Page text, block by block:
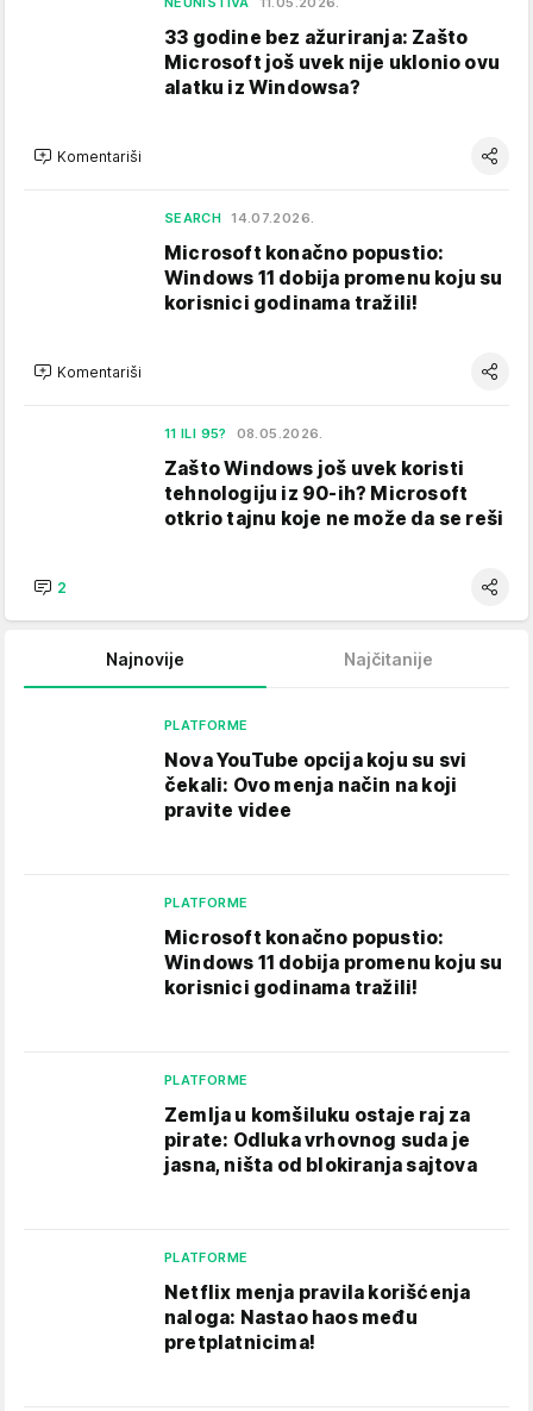
33 godine bez ažuriranja: Zašto
Microsoft još uvek nije uklonio ovu
alatku iz Windowsa?
Komentariši
SEARCH 14.07.2026.
Microsoft konačno popustio:
Windows 11 dobija promenu koju su
korisnici godinama tražili!
Komentariši
11 ILI 95? 08.05.2026.
Zašto Windows još uvek koristi
tehnologiju iz 90-ih? Microsoft
otkrio tajnu koje ne može da se reši
2
Najnovije Najčitanije
PLATFORME
Nova YouTube opcija koju su svi
čekali: Ovo menja način na koji
pravite videe
PLATFORME
Microsoft konačno popustio:
Windows 11 dobija promenu koju su
korisnici godinama tražili!
PLATFORME
Zemlja u komšiluku ostaje raj za
pirate: Odluka vrhovnog suda je
jasna, ništa od blokiranja sajtova
PLATFORME
Netflix menja pravila korišćenja
naloga: Nastao haos među
pretplatnicima!